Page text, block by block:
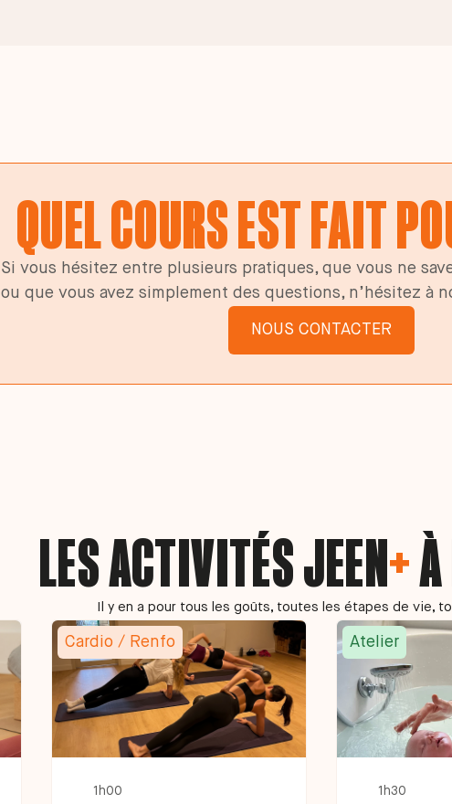
QUEL COURS EST FAIT
Si vous hésitez entre plusieurs pratiques, que vous ne
ou que vous avez simplement des questions, n’hésitez à
NOUS CONTACTER
LES ACTIVITÉS JEEN+
Il y en a pour tous les goûts, toutes les étapes de vie,
Cardio / Renfo
1h00
Atelier
1h30